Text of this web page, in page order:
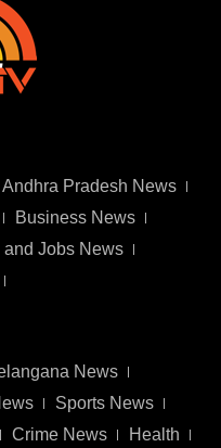
Andhra Pradesh News
Business News
and Jobs News
News
Sports News
Crime News Health